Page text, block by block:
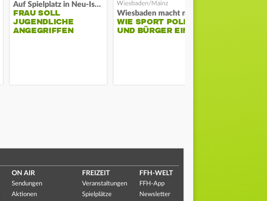
Auf Spielplatz in Neu-Isenburg
FRAU SOLL
JUGENDLICHE
ANGEGRIFFEN
Wiesbaden macht mobil
WIE SPORT POLIZEI
UND BÜRGER EINT
ON AIR
Sendungen
Aktionen
FREIZEIT
Veranstaltungen
Spielplätze
FFH-WELT
FFH-App
Newsletter